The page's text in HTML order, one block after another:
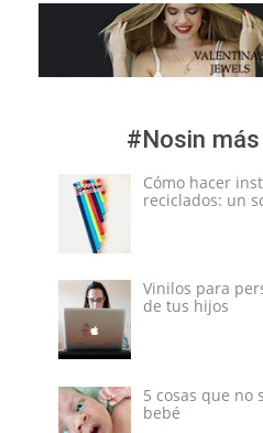
#Nosin
Cómo hacer
reciclados: un
Vinilos para
de tus hijos
5 cosas que no
bebé